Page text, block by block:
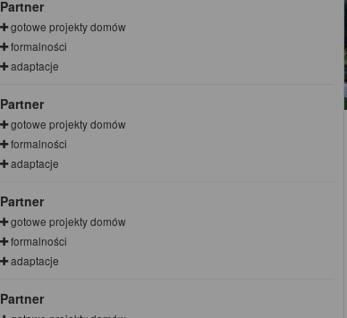
Partner
gotowe projekty domów
formalności
adaptacje
Partner
gotowe projekty domów
formalności
adaptacje
Partner
gotowe projekty domów
formalności
adaptacje
Partner